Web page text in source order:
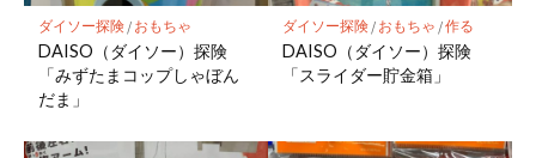
ダイソー探険/ おもちゃ
DAISO（ダイソー）探険
「みずたまコップしゃぼん
だま」
ダイソー探険/ おもちゃ /作る
DAISO（ダイソー）探険
「スライダー貯金箱」